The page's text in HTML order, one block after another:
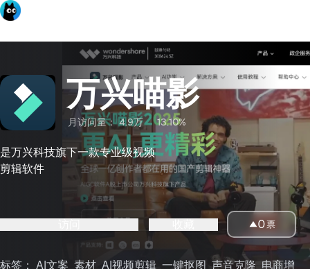
万兴喵影
月访问量：4.9万 13.10%
是万兴科技旗下一款专业级视频
剪辑软件
0票
标签： AI文案 素材 AI视频剪辑 一键抠图 声音克隆 电商增